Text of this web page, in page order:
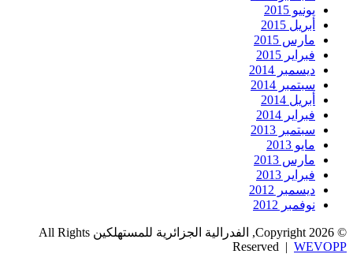
يونيو 2015
أبريل 2015
مارس 2015
فبراير 2015
ديسمبر 2014
سبتمبر 2014
أبريل 2014
فبراير 2014
سبتمبر 2013
مايو 2013
مارس 2013
فبراير 2013
ديسمبر 2012
نوفمبر 2012
© Copyright 2026, الفدرالية الجزائرية للمستهلكين All Rights
Reserved | WEVOPP